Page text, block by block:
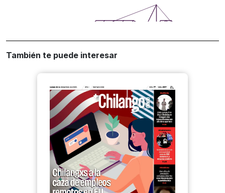
También te puede interesar